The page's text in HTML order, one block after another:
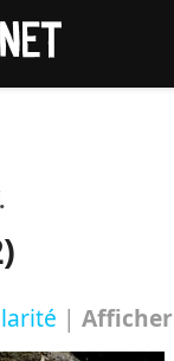
| Afficher